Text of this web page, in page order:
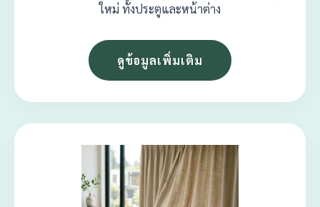
ใหม่ ทั้งประตูและหน้าต่าง
ดูข้อมูลเพิ่มเติม